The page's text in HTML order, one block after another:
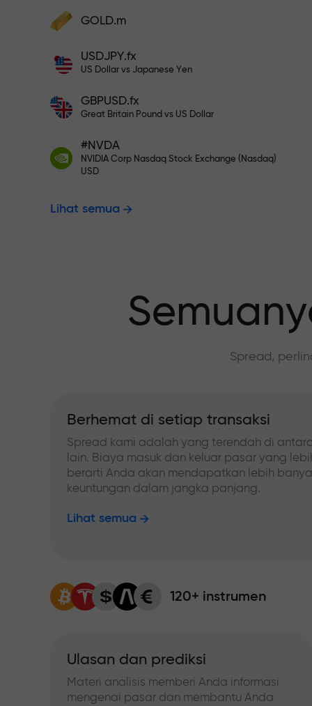
Lakukan deposit dan terima bonus 1.000
bukan salah ketik. Semakin besar
depositnya, semakin tinggi
Deposit ke akun Anda $333 —
Trading
menjamin
Bonus
GOLD.m
USDJPY.fx
US Dollar vs Japanese Yen
GBPUSD.fx
Great Britain Pound vs US Dollar
#NVDA
NVIDIA Corp Nasdaq Stock Exchange (Nasdaq)
USD
Lihat semua
Spread,
Berhemat di setiap transaksi
Spread kami adalah yang terendah di
lain. Biaya masuk dan keluar pasar yang
berarti Anda akan mendapatkan lebih
keuntungan dalam jangka panjang.
Lihat semua
120+ instrumen
Ulasan dan prediksi
Materi analisis memberi Anda informasi
mengenai pasar dan membantu Anda